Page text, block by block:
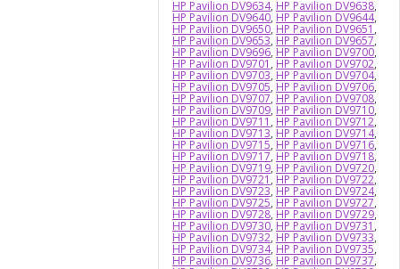
HP Pavilion DV9634, HP Pavilion DV9638,
HP Pavilion DV9640, HP Pavilion DV9644,
HP Pavilion DV9650, HP Pavilion DV9651 ,
HP Pavilion DV9653, HP Pavilion DV9657,
HP Pavilion DV9696, HP Pavilion DV9700,
HP Pavilion DV9701 , HP Pavilion DV9702,
HP Pavilion DV9703, HP Pavilion DV9704,
HP Pavilion DV9705, HP Pavilion DV9706,
HP Pavilion DV9707, HP Pavilion DV9708,
HP Pavilion DV9709, HP Pavilion DV9710,
HP Pavilion DV9711 , HP Pavilion DV9712,
HP Pavilion DV9713, HP Pavilion DV9714,
HP Pavilion DV9715, HP Pavilion DV9716,
HP Pavilion DV9717, HP Pavilion DV9718,
HP Pavilion DV9719, HP Pavilion DV9720,
HP Pavilion DV9721 , HP Pavilion DV9722,
HP Pavilion DV9723, HP Pavilion DV9724,
HP Pavilion DV9725, HP Pavilion DV9727,
HP Pavilion DV9728, HP Pavilion DV9729,
HP Pavilion DV9730, HP Pavilion DV9731 ,
HP Pavilion DV9732, HP Pavilion DV9733,
HP Pavilion DV9734, HP Pavilion DV9735,
HP Pavilion DV9736, HP Pavilion DV9737,